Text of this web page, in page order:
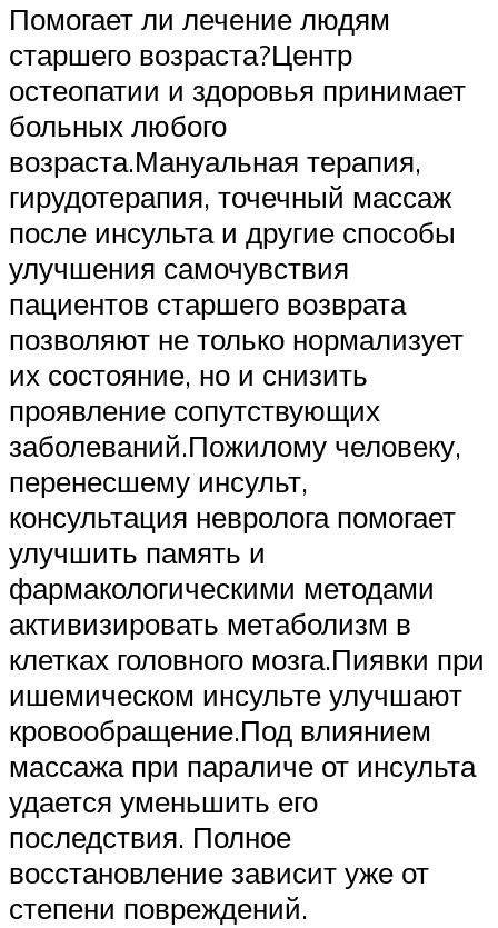
Помогает ли лечение людям
старшего возраста?Центр
остеопатии и здоровья принимает
больных любого
возраста.Мануальная терапия,
гирудотерапия, точечный массаж
после инсульта и другие способы
улучшения самочувствия
пациентов старшего возврата
позволяют не только нормализует
их состояние, но и снизить
проявление сопутствующих
заболеваний.Пожилому человеку,
перенесшему инсульт,
консультация невролога помогает
улучшить память и
фармакологическими методами
активизировать метаболизм в
клетках головного мозга.Пиявки при
ишемическом инсульте улучшают
кровообращение.Под влиянием
массажа при параличе от инсульта
удается уменьшить его
последствия. Полное
восстановление зависит уже от
степени повреждений.